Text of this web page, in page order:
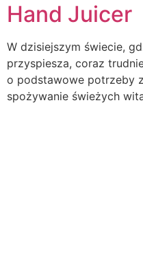
Hand Juicer
W dzisiejszym świecie,
przyspiesza, coraz
o podstawowe potrzeby
spożywanie świeżych